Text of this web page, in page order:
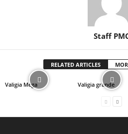
Staff
RELATED ARTICLES
Valigia Mega Valigia grande